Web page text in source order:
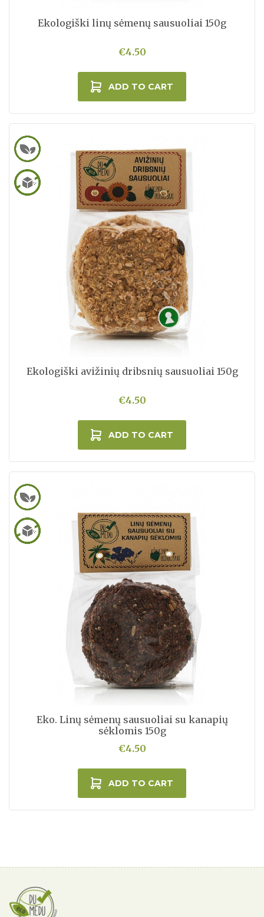
Ekologiški linų sėmenų sausuoliai 150g
€4.50
ADD TO CART
Ekologiški avižinių dribsnių sausuoliai 150g
€4.50
ADD TO CART
Eko. Linų sėmenų sausuoliai su kanapių
sėklomis 150g
€4.50
ADD TO CART